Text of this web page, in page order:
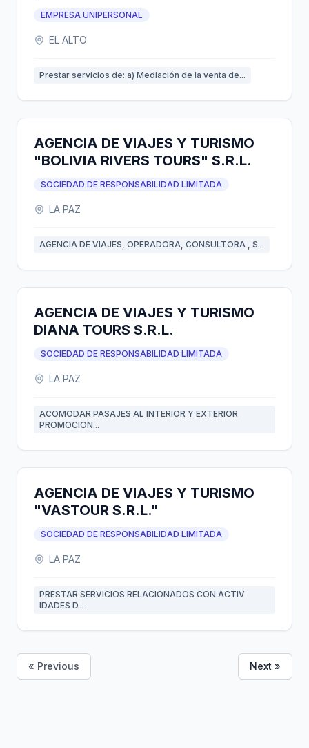
EMPRESA UNIPERSONAL
EL ALTO
Prestar servicios de: a) Mediación de la venta de...
AGENCIA DE VIAJES Y TURISMO
"BOLIVIA RIVERS TOURS" S.R.L.
SOCIEDAD DE RESPONSABILIDAD LIMITADA
LA PAZ
AGENCIA DE VIAJES, OPERADORA, CONSULTORA , S...
AGENCIA DE VIAJES Y TURISMO
DIANA TOURS S.R.L.
SOCIEDAD DE RESPONSABILIDAD LIMITADA
LA PAZ
ACOMODAR PASAJES AL INTERIOR Y EXTERIOR
PROMOCION...
AGENCIA DE VIAJES Y TURISMO
"VASTOUR S.R.L."
SOCIEDAD DE RESPONSABILIDAD LIMITADA
LA PAZ
PRESTAR SERVICIOS RELACIONADOS CON ACTIV
IDADES D...
« Previous Next »